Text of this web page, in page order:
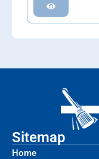
Sitemap
Home